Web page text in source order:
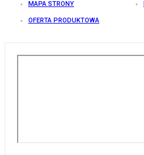
MAPA STRONY
OFERTA PRODUKTOWA